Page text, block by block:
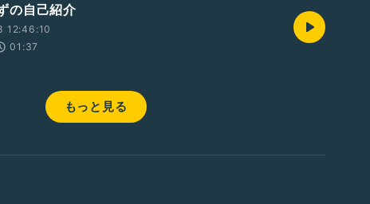
の自己紹介
12:46:10
01:37
もっと見る